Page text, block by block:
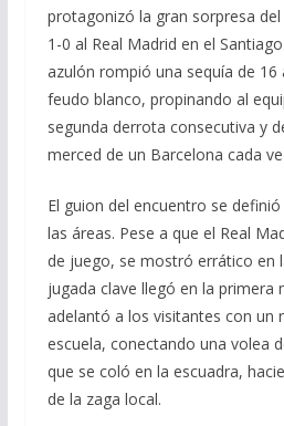
protagonizó la gran sorpresa
1-0 al Real Madrid en el
azulón rompió una sequía de 16
feudo blanco, propinando al
segunda derrota consecutiva y
merced de un Barcelona cada
El guion del encuentro se
las áreas. Pese a que el Real
de juego, se mostró errático en
jugada clave llegó en la primera
adelantó a los visitantes con un
escuela, conectando una volea
que se coló en la escuadra,
de la zaga local.